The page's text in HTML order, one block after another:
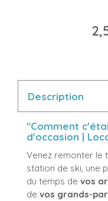
Description
"Comment
d'occasion |
Venez remonter le
station de ski, une
du temps de vos
de vos grands-